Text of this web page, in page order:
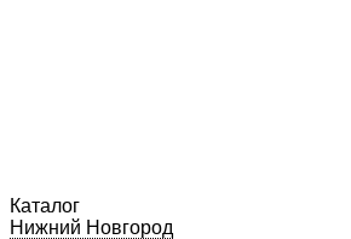
Каталог
Нижний Новгород